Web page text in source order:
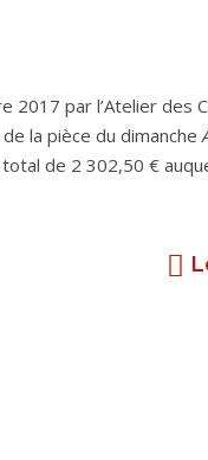
2017 par l’Atelier des
la pièce du dimanche
de 2 302,50 €